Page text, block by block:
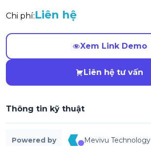
Chi phí:Liên hệ
Xem Link Demo
Liên hệ tư vấn
Thông tin kỹ thuật
Powered by Mevivu Technology